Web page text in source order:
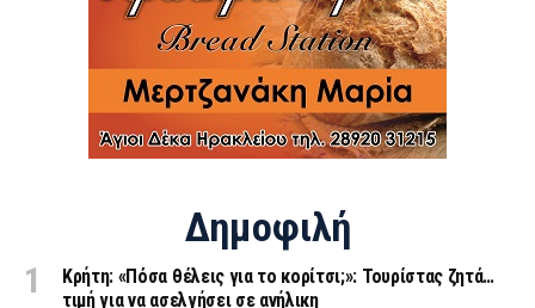
Δημοφιλή
Κρήτη: «Πόσα θέλεις για το κορίτσι;»: Τουρίστας ζητά…
τιμή για να ασελγήσει σε ανήλικη